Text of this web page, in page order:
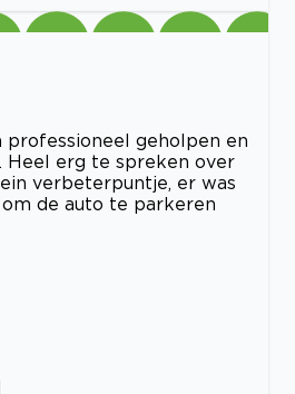
professioneel geholpen en
Heel erg te spreken over
verbeterpuntje, er was
de auto te parkeren